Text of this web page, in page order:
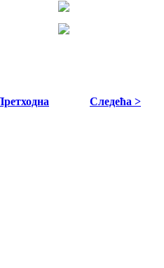
Следећа >